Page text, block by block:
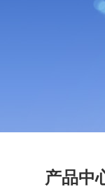
产品中